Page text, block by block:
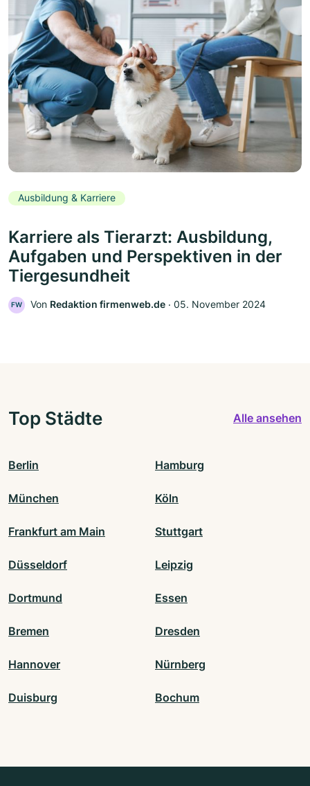
Ausbildung & Karriere
Karriere als Tierarzt: Ausbildung,
Aufgaben und Perspektiven in der
Tiergesundheit
FW Von Redaktion firmenweb.de ‧ 05. November 2024
Top Städte Alle ansehen
Berlin Hamburg
München Köln
Frankfurt am Main Stuttgart
Düsseldorf Leipzig
Dortmund Essen
Bremen Dresden
Hannover Nürnberg
Duisburg Bochum